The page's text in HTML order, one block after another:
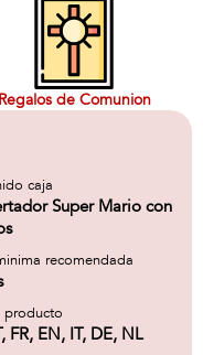
Regalos de Comunion
caja
Super Mario con
recomendada
producto
FR, EN, IT, DE, NL